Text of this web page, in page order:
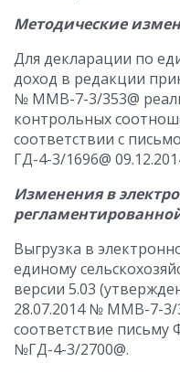
Методические
Для декларации по
доход в редакции
№ ММВ-7-3/353@
контрольных
соответствии с
ГД-4-3/1696@
Изменения в
Выгрузка в
единому
версии 5.03
28.07.2014 № ММВ-7-3/
соответствие письму
№ГД-4-3/2700@.